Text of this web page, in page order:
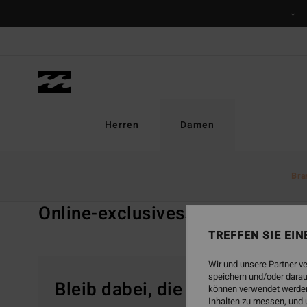
springen
Herren Damen
Online-exclusivesAlle ansehen
Bleib dabei, die Produkte
TREFFEN SIE
Wir und unsere Partner
speichern und/oder
können verwendet
Inhalten zu messen, und